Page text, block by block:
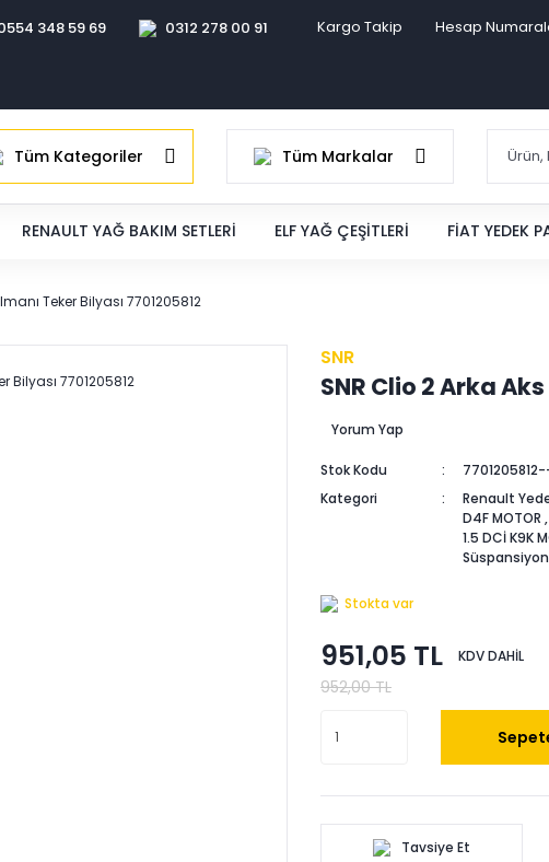
348 59 69 0312 278 00 91 Kargo Takip Hesap
Tüm Kategoriler Tüm Markalar
RENAULT YAĞ BAKIM SETLERI ELF YAĞ ÇEŞITLERI FIAT YEDEK
Teker Bilyası 7701205812
SNR
SNR Clio 2 Arka
Yorum Yap
Stok Kodu
Kategori
Renault
D4F MOTOR ,
1.5 DCİ K9K
Süspansiyon
Stokta var
951,05 TL KDV DAHİL
952,00 TL
Tavsiye Et